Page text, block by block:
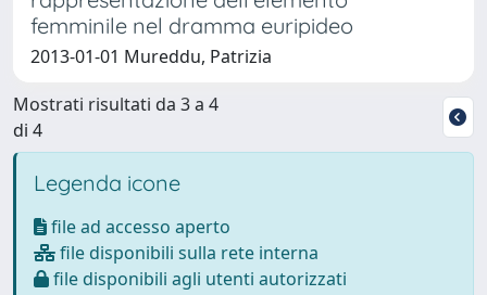
femminile nel dramma euripideo
2013-01-01 Mureddu, Patrizia
Mostrati risultati da 3 a 4
di 4
Legenda icone
file ad accesso aperto
file disponibili sulla rete interna
file disponibili agli utenti autorizzati